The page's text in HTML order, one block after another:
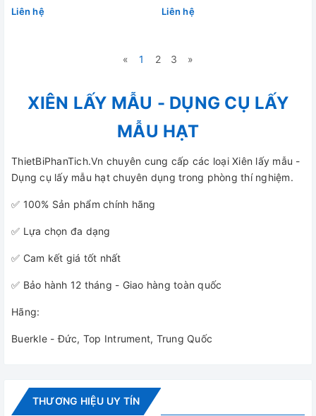
Liên hệ Liên hệ
« 1 2 3 »
XIÊN LẤY MẪU - DỤNG CỤ LẤY
MẪU HẠT
ThietBiPhanTich.Vn chuyên cung cấp các loại Xiên lấy mẫu -
Dụng cụ lấy mẫu hạt chuyên dụng trong phòng thí nghiệm.
✅ 100% Sản phẩm chính hãng
✅ Lựa chọn đa dạng
✅ Cam kết giá tốt nhất
✅ Bảo hành 12 tháng - Giao hàng toàn quốc
Hãng:
Buerkle - Đức, Top Intrument, Trung Quốc
THƯƠNG HIỆU UY TÍN